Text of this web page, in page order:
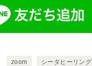
zoom シータヒーリング